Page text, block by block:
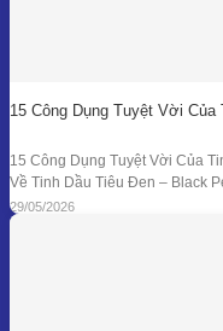
15 Công Dụng Tuyệt Vời
15 Công Dụng Tuyệt Vời Của
Về Tinh Dầu Tiêu Đen – Black
tinh dầu thiên nhiên được chiết
bằng phương pháp chưng cất
29/05/2026